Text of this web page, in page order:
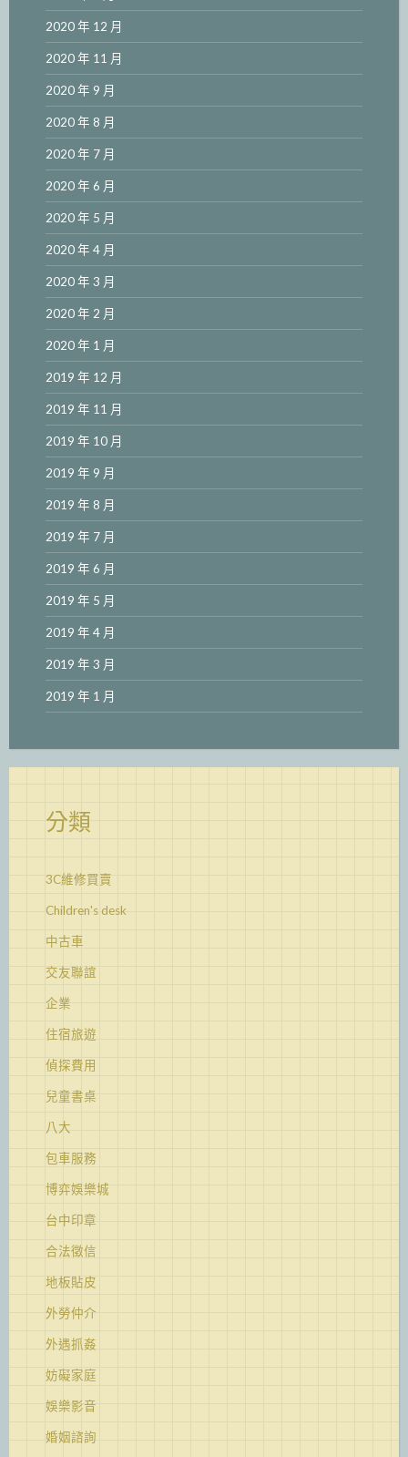
2020 年 12 月
2020 年 11 月
2020 年 9 月
2020 年 8 月
2020 年 7 月
2020 年 6 月
2020 年 5 月
2020 年 4 月
2020 年 3 月
2020 年 2 月
2020 年 1 月
2019 年 12 月
2019 年 11 月
2019 年 10 月
2019 年 9 月
2019 年 8 月
2019 年 7 月
2019 年 6 月
2019 年 5 月
2019 年 4 月
2019 年 3 月
2019 年 1 月
分類
3C維修買賣
Children's desk
中古車
交友聯誼
企業
住宿旅遊
偵探費用
兒童書桌
八大
包車服務
博弈娛樂城
台中印章
合法徵信
地板貼皮
外勞仲介
外遇抓姦
妨礙家庭
娛樂影音
婚姻諮詢